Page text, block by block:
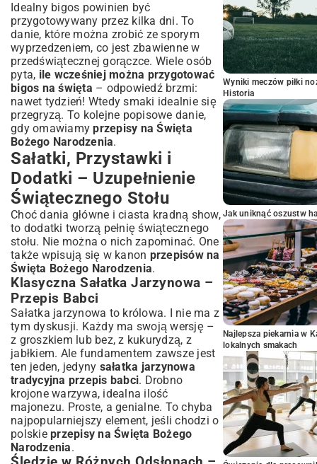
Idealny bigos powinien być
przygotowywany przez kilka dni. To
danie, które można zrobić ze sporym
wyprzedzeniem, co jest zbawienne w
przedświątecznej gorączce. Wiele osób
pyta, ile wcześniej można przygotować
bigos na święta – odpowiedź brzmi:
nawet tydzień! Wtedy smaki idealnie się
przegryzą. To kolejne popisowe danie,
gdy omawiamyprzepisy na Święta
Bożego Narodzenia.
Sałatki, Przystawki i
Dodatki – Uzupełnienie
Świątecznego Stołu
Choć dania główne i ciasta kradną show,
to dodatki tworzą pełnię świątecznego
stołu. Nie można o nich zapominać. One
także wpisują się w kanon przepisów na
Święta Bożego Narodzenia.
Klasyczna Sałatka Jarzynowa –
Przepis Babci
Sałatka jarzynowa to królowa. I nie ma z
tym dyskusji. Każdy ma swoją wersję –
z groszkiem lub bez, z kukurydzą, z
jabłkiem. Ale fundamentem zawsze jest
ten jeden, jedyny sałatka jarzynowa
tradycyjna przepis babci. Drobno
krojone warzywa, idealna ilość
majonezu. Proste, a genialne. To chyba
najpopularniejszy element, jeśli chodzi o
polskie przepisy na Święta Bożego
Narodzenia.
Wyniki meczów piłki
Historia
Jak uniknąć oszustw
Najlepsza piekarnia w
lokalnych smakach